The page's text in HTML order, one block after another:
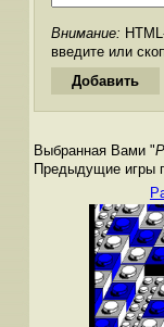
Внимание:
введите или
Выбранная Вами "
Предыдущие игры